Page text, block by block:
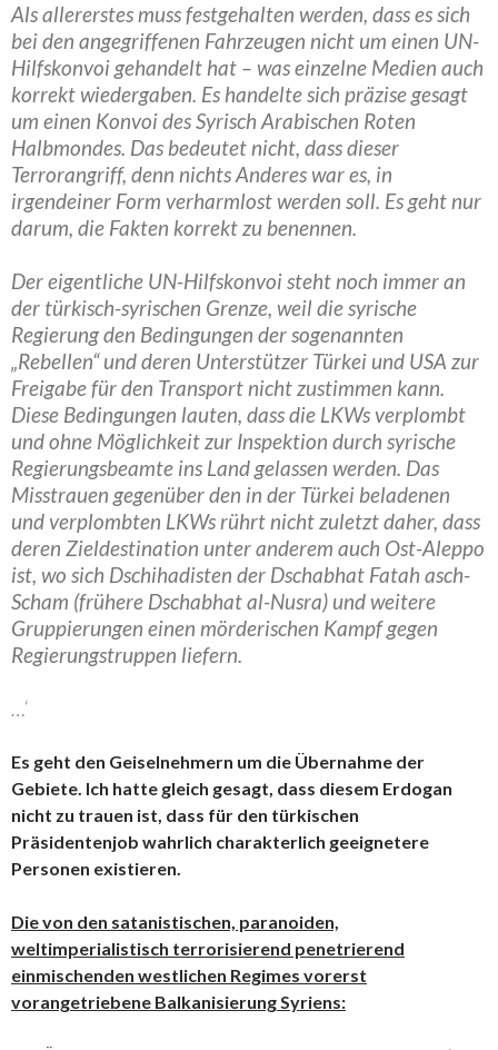
Als allererstes muss festgehalten werden, dass es sich
bei den angegriffenen Fahrzeugen nicht um einen UN-
Hilfskonvoi gehandelt hat – was einzelne Medien auch
korrekt wiedergaben. Es handelte sich präzise gesagt
um einen Konvoi des Syrisch Arabischen Roten
Halbmondes. Das bedeutet nicht, dass dieser
Terrorangriff, denn nichts Anderes war es, in
irgendeiner Form verharmlost werden soll. Es geht nur
darum, die Fakten korrekt zu benennen.
Der eigentliche UN-Hilfskonvoi steht noch immer an
der türkisch-syrischen Grenze, weil die syrische
Regierung den Bedingungen der sogenannten
„Rebellen“ und deren Unterstützer Türkei und USA zur
Freigabe für den Transport nicht zustimmen kann.
Diese Bedingungen lauten, dass die LKWs verplombt
und ohne Möglichkeit zur Inspektion durch syrische
Regierungsbeamte ins Land gelassen werden. Das
Misstrauen gegenüber den in der Türkei beladenen
und verplombten LKWs rührt nicht zuletzt daher, dass
deren Zieldestination unter anderem auch Ost-Aleppo
ist, wo sich Dschihadisten der Dschabhat Fatah asch-
Scham (frühere Dschabhat al-Nusra) und weitere
Gruppierungen einen mörderischen Kampf gegen
Regierungstruppen liefern.
…‘
Es geht den Geiselnehmern um die Übernahme der
Gebiete. Ich hatte gleich gesagt, dass diesem Erdogan
nicht zu trauen ist, dass für den türkischen
Präsidentenjob wahrlich charakterlich geeignetere
Personen existieren.
Die von den satanistischen, paranoiden,
weltimperialistisch terrorisierend penetrierend
einmischenden westlichen Regimes vorerst
vorangetriebene Balkanisierung Syriens: